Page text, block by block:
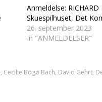
Anmeldelse:
Skuespilhuset, Det
26. september 2023
In "ANMELDELSER"
, Cecilie Bogø Bach, David Gehrt,